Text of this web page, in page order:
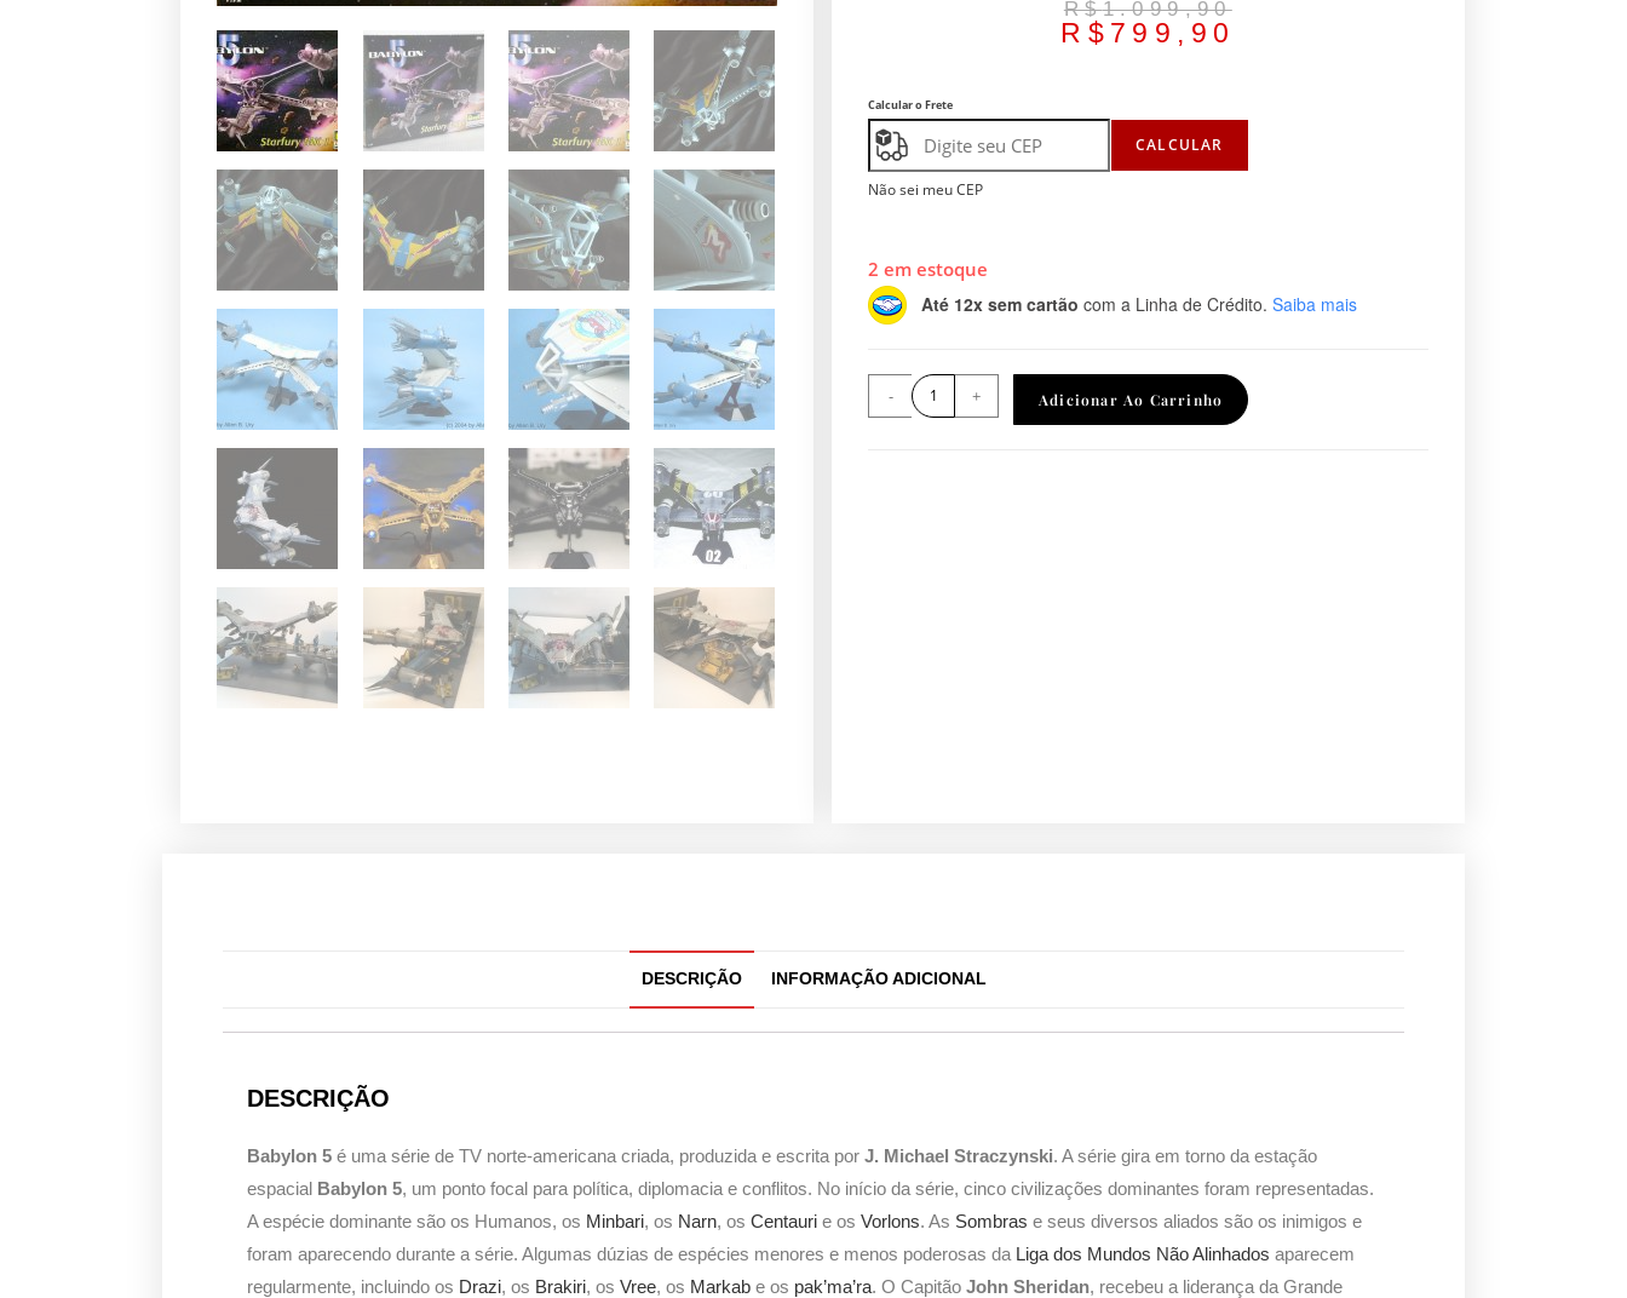
R$1.099,90
R$ 799,90
Calcular o Frete
CALCULAR
Não sei meu CEP
2 em estoque
Até 12x sem cartão com a Linha de Crédito. Saiba mais
- + Adicionar Ao Carrinho
DESCRIÇÃO INFORMAÇÃO ADICIONAL
DESCRIÇÃO
Babylon 5 é uma série de TV norte-americana criada, produzida e escrita porJ. Michael Straczynski. A série gira em torno da estação
espacial Babylon 5, um ponto focal para política, diplomacia e conflitos. No início da série, cinco civilizações dominantes foram representadas.
A espécie dominante são os Humanos, os Minbari, os Narn, osCentauri e osVorlons. As Sombras e seus diversos aliados são os inimigos e
foram aparecendo durante a série. Algumas dúzias de espécies menores e menos poderosas da Liga dos Mundos Não Alinhados aparecem
regularmente, incluindo os Drazi, os Brakiri, osVree, os Markab e os pak’ma’ra. O CapitãoJohn Sheridan, recebeu a liderança da Grande